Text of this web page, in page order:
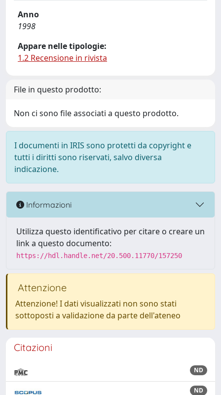
Anno
1998
Appare nelle tipologie:
1.2 Recensione in rivista
File in questo prodotto:
Non ci sono file associati a questo prodotto.
I documenti in IRIS sono protetti da copyright e
tutti i diritti sono riservati, salvo diversa
indicazione.
Informazioni
Utilizza questo identificativo per citare o creare un
link a questo documento:
https://hdl.handle.net/20.500.11770/157250
Attenzione
Attenzione! I dati visualizzati non sono stati
sottoposti a validazione da parte dell'ateneo
Citazioni
ND
ND